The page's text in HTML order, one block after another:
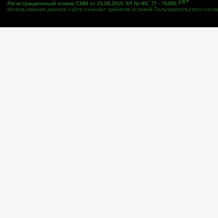
Регистрационный номер СМИ от 15.08.2019 ЭЛ № ФС 77 - 76485.
Использование данного сайта означает принятие условий Пользовательского